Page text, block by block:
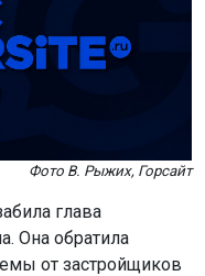
Фото В. Рыжих, Горсайт
глава
Она обратила
от застройщиков